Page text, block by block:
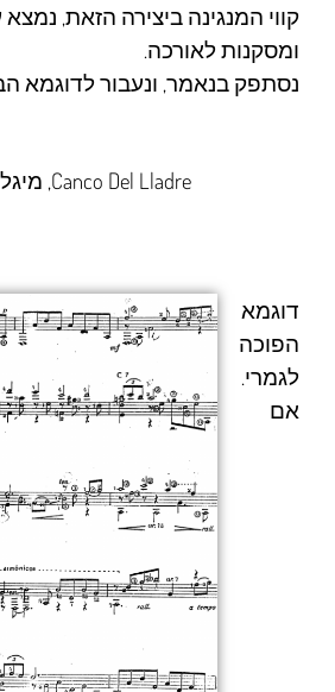
קווי המנגינה ביצירה הזאת, נמצא
ומסקנות לאורכה.
נסתפק בנאמר, ונעבור לדוגמא
Canco Del Lladre
,
דוגמא
הפוכה
לגמרי.
אם